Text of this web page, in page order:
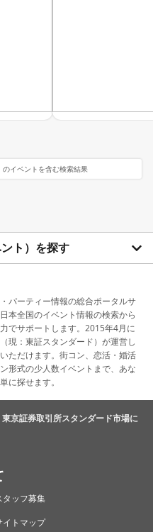
のイベントを含む検索結果
ト）を探す
パーティー情報の総合ポータルサ
本全国のイベント情報の検索から
でサポートします。2015年4月に
現：東証スタンダード）が運営し
ただけます。街コン、恋活・婚活
形式の少人数イベントまで、あな
に探せます。
京証券取引所スタンダード市場に
タッフ募集
イトマップ